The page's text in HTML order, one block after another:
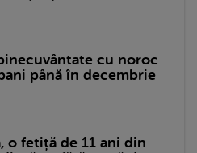
cu noroc
până în decembrie
o fetiță de 11 ani din